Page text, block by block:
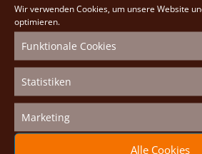
Wir verwenden Cookies, um unsere Website
optimieren.
Funktionale Cookies
Statistiken
Marketing
Alle Cookies
e
r
a
t
i
v
:
Neueste Beiträge
Osterexerzitien 2026
Fastenexerzitien 2026
Weihnachten 2025
Auf den Spuren der Heiligen
Adventexerzitien 2025